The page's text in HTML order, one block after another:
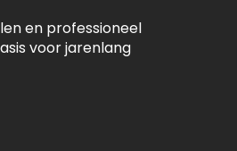
en professioneel
voor jarenlang